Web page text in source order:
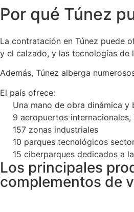
Por qué Túnez
La contratación en Túnez puede
y el calzado, y las tecnologías de
Además, Túnez alberga
El país ofrece:
Una mano de obra dinámica y
9 aeropuertos
157 zonas industriales
10 parques tecnológicos
15 ciberparques dedicados a
Los principales
complementos de